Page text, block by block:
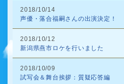
2018/10/14
声優・落合福嗣さんの出演決定！
2018/10/12
新潟県燕市ロケを行いました
2018/10/09
試写会＆舞台挨拶：質疑応答編